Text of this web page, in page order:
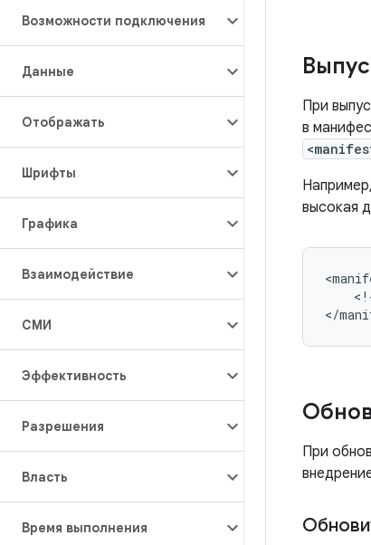
Возможности подключения
Данные
Отображать
Шрифты
Графика
Взаимодействие
СМИ
Эффективность
Разрешения
Власть
Время выполнения
При
в
высокая
<
< !
</
При